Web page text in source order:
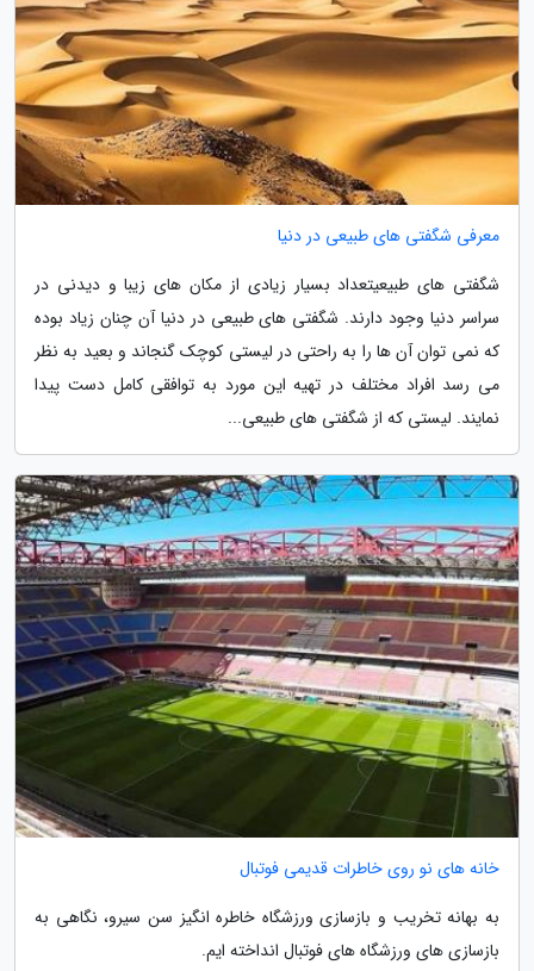
معرفی شگفتی های طبیعی در دنیا
شگفتی های طبیعیتعداد بسیار زیادی از مکان های زیبا و دیدنی در
سراسر دنیا وجود دارند. شگفتی های طبیعی در دنیا آن چنان زیاد بوده
که نمی توان آن ها را به راحتی در لیستی کوچک گنجاند و بعید به نظر
می رسد افراد مختلف در تهیه این مورد به توافقی کامل دست پیدا
نمایند. لیستی که از شگفتی های طبیعی...
خانه های نو روی خاطرات قدیمی فوتبال
به بهانه تخریب و بازسازی ورزشگاه خاطره انگیز سن سیرو، نگاهی به
بازسازی های ورزشگاه های فوتبال انداخته ایم.